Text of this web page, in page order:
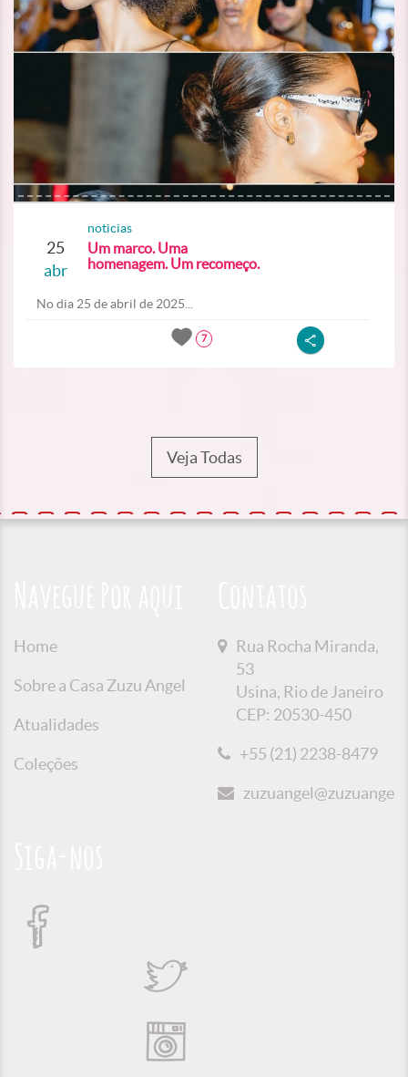
25
abr
noticias
Um marco. Uma
homenagem. Um recomeço.
No dia 25 de abril de 2025...
7
Veja Todas
Home
Sobre a Casa Zuzu Angel
Atualidades
Coleções
Rua Rocha Miranda,
53
Usina, Rio de Janeiro
CEP: 20530-450
+55 (21) 2238-8479